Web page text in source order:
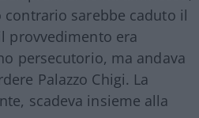
contrario sarebbe caduto il
provvedimento era
persecutorio, ma andava
Palazzo Chigi. La
scadeva insieme alla